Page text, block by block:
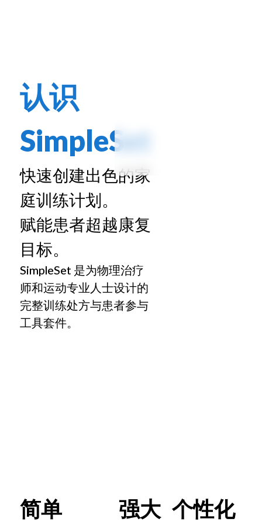
认识
SimpleSet
快速创建出色的家
庭训练计划。
赋能患者超越康复
目标。
SimpleSet 是为物理治疗
师和运动专业人士设计的
完整训练处方与患者参与
工具套件。
简单 强大 个性化